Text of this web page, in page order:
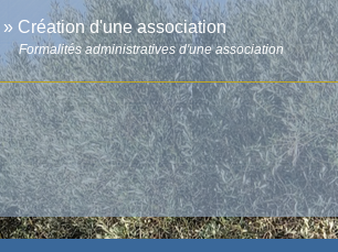
Création d'une association
Formalités administratives d'une association